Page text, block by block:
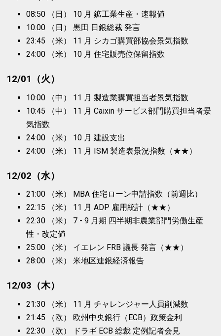
08:50 （日） 10 月 鉱工業生産・速報値
10:00 （日） 黒田 日銀総裁 発言
23:45 （米） 11 月 シカゴ購買部協会景気指数
24:00 （米） 10 月 住宅販売位保留指数
12/01（火）
10:00 （中） 11 月 製造業購買担当者景気指数
10:45 （中） 11 月 Caixin サービス部門購買担当者景
気指数
24:00 （米） 10 月 建設支出
24:00 （米） 11 月 ISM 製造表景況指数（★★）
12/02（水）
21:00 （米） MBA 住宅ローン申請指数（前週比）
22:15 （米） 11 月 ADP 雇用統計（★★）
22:30 （米） 7 - 9 月期 四半期非農業部門労働生産
性・改定値
25:00 （米） イエレン FRB 議長 発言（★★）
28:00 （米） 米地区連銀経済報告
12/03（木）
21:30 （米） 11 月 チャレンジャー人員削減数
21:45 （欧） 欧州中央銀行（ECB）政策金利
22:30 （欧） ドラギ ECB 総裁 定例記者会見